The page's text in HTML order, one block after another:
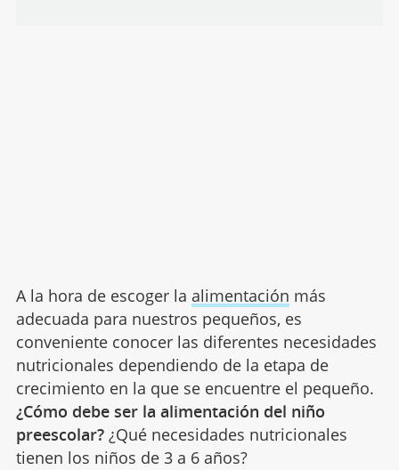
A la hora de escoger la alimentación más
adecuada para nuestros pequeños, es
conveniente conocer las diferentes necesidades
nutricionales dependiendo de la etapa de
crecimiento en la que se encuentre el pequeño.
¿Cómo debe ser la alimentación del niño
preescolar?¿Qué necesidades nutricionales
tienen los niños de 3 a 6 años?